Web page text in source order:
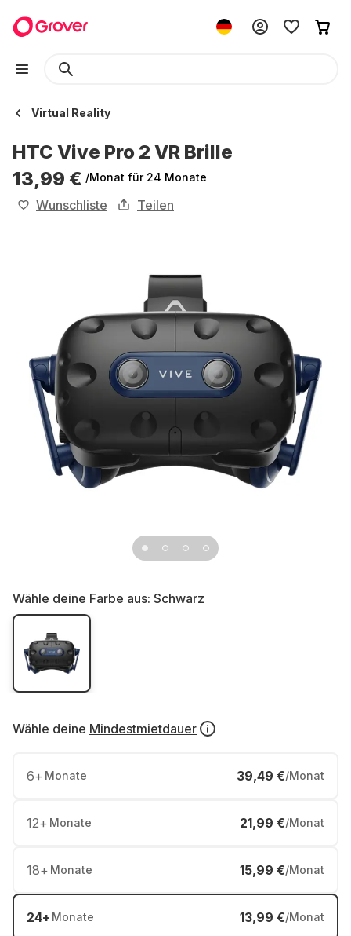
Virtual Reality
HTC Vive Pro 2 VR Brille
13,99 € /Monat für 24 Monate
Wunschliste Teilen
Wähle deine Farbe aus: Schwarz
Wähle deine Mindestmietdauer
6+ Monate 39,49 €/Monat
12+ Monate 21,99 €/Monat
18+ Monate 15,99 €/Monat
24+ Monate 13,99 €/Monat